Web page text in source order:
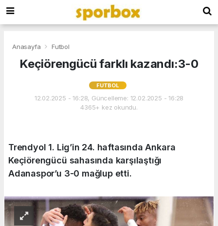
Anasayfa Futbol
Keçiörengücü farklı kazandı:3-0
FUTBOL
12.02.2025 - 16:28, Güncelleme: 12.02.2025 - 16:28
4365+ kez okundu.
Trendyol 1. Lig’in 24. haftasında Ankara
Keçiörengücü sahasında karşılaştığı
Adanaspor’u 3-0 mağlup etti.